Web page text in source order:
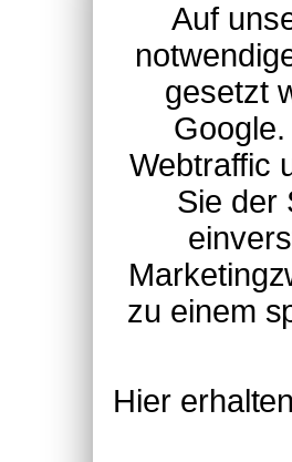
Auf
gesetzt
Webtraffic
Sie der
zu einem
Hier